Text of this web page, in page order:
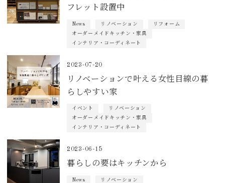
フレット設置中
News リノベーション
リフォーム
オーダーメイドキッチン・家具
インテリア・コーディネート
2023-07-20
リノベーションで叶える女性目線の暮
らしやすい家
イベント
リノベーション
オーダーメイドキッチン・家具
インテリア・コーディネート
2023-06-15
暮らしの要はキッチンから
News
リノベーション